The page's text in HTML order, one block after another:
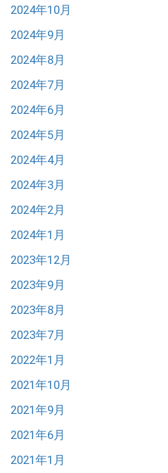
2024年10月
2024年9月
2024年8月
2024年7月
2024年6月
2024年5月
2024年4月
2024年3月
2024年2月
2024年1月
2023年12月
2023年9月
2023年8月
2023年7月
2022年1月
2021年10月
2021年9月
2021年6月
2021年1月